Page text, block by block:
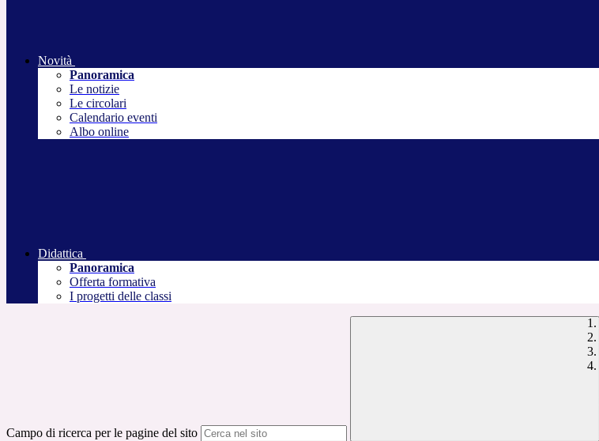
Novità
Panoramica
Le notizie
Le circolari
Calendario eventi
Albo online
Didattica
Panoramica
Offerta formativa
I progetti delle classi
Campo di ricerca per le pagine del sito